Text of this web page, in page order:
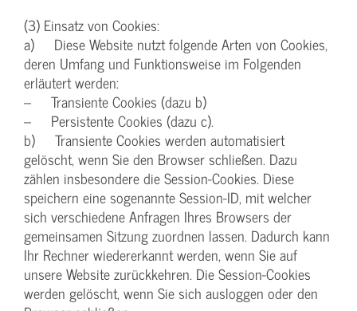
(3) Einsatz von Cookies:
a) Diese Website nutzt folgende Arten von Cookies,
deren Umfang und Funktionsweise im Folgenden
erläutert werden:
– Transiente Cookies (dazu b)
– Persistente Cookies (dazu c).
b) Transiente Cookies werden automatisiert
gelöscht, wenn Sie den Browser schließen. Dazu
zählen insbesondere die Session-Cookies. Diese
speichern eine sogenannte Session-ID, mit welcher
sich verschiedene Anfragen Ihres Browsers der
gemeinsamen Sitzung zuordnen lassen. Dadurch kann
Ihr Rechner wiedererkannt werden, wenn Sie auf
unsere Website zurückkehren. Die Session-Cookies
werden gelöscht, wenn Sie sich ausloggen oder den